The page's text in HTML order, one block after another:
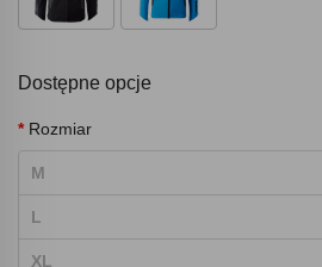
Dostępne opcje
Rozmiar
M
L
XL